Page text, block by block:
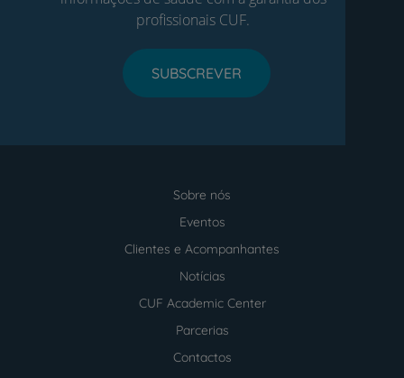
profissionais CUF.
SUBSCREVER
Sobre nós
Eventos
Clientes e Acompanhantes
Notícias
CUF Academic Center
Parcerias
Contactos